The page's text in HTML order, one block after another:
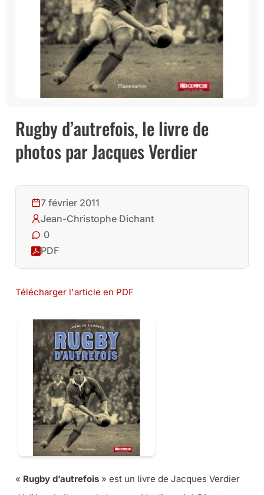
Rugby d’autrefois, le livre de
photos par Jacques Verdier
7 février 2011
Jean-Christophe Dichant
0
PDF
Télécharger l'article en PDF
« Rugby d’autrefois » est un livre de Jacques Verdier